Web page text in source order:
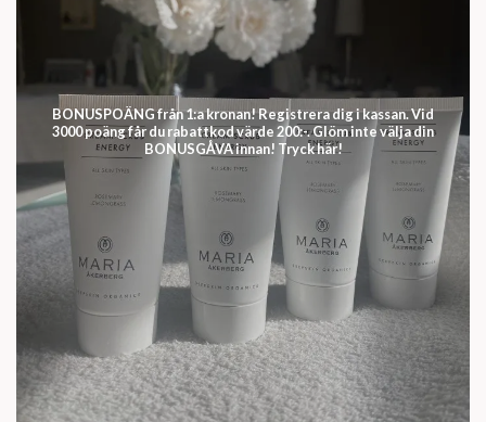
BONUSPOÄNG från 1:a kronan! Registrera dig i kassan. Vid
3000 poäng får du rabattkod värde 200:-. Glöm inte välja din
BONUSGÅVA innan! Tryck här!